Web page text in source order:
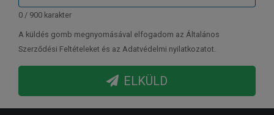
0 / 900 karakter
A küldés gomb megnyomásával elfogadom az Általános
Szerződési Feltételeket és az Adatvédelmi nyilatkozatot.
ELKÜLD